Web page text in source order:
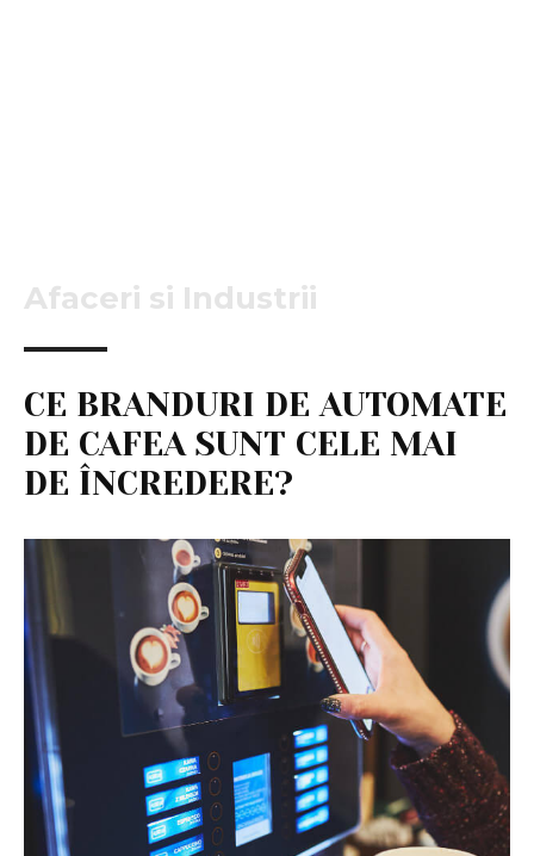
Afaceri si Industrii
CE BRANDURI DE AUTOMATE
DE CAFEA SUNT CELE MAI
DE ÎNCREDERE?